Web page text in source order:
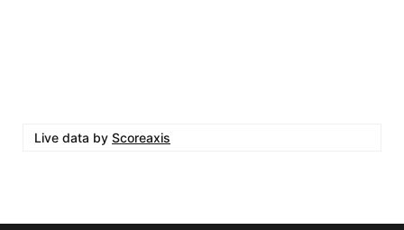
Live data by Scoreaxis